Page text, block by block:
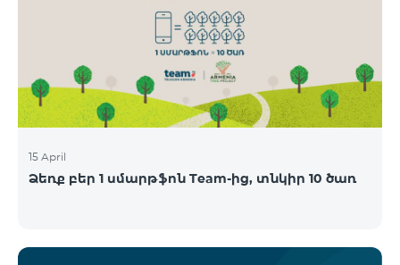
15 April
Ձեռք բեր 1 սմարթֆոն Team-ից, տնկիր 10 ծառ